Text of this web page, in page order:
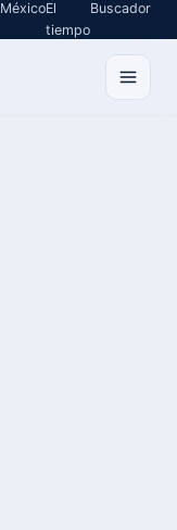
MéxicoEl
tiempo
Buscador